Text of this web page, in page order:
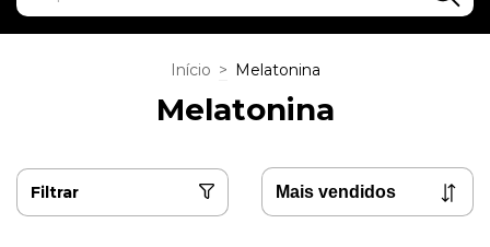
Início > Melatonina
Melatonina
Filtrar